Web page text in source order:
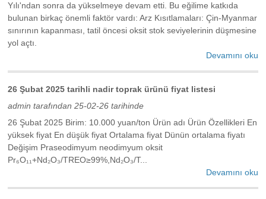
Yılı'ndan sonra da yükselmeye devam etti. Bu eğilime katkıda
bulunan birkaç önemli faktör vardı: Arz Kısıtlamaları: Çin-Myanmar
sınırının kapanması, tatil öncesi oksit stok seviyelerinin düşmesine
yol açtı.
Devamını oku
26 Şubat 2025 tarihli nadir toprak ürünü fiyat listesi
admin tarafından 25-02-26 tarihinde
26 Şubat 2025 Birim: 10.000 yuan/ton Ürün adı Ürün Özellikleri En
yüksek fiyat En düşük fiyat Ortalama fiyat Dünün ortalama fiyatı
Değişim Praseodimyum neodimyum oksit
Pr₆O₁₁+Nd₂O₃/TREO≥99%,Nd₂O₃/T...
Devamını oku